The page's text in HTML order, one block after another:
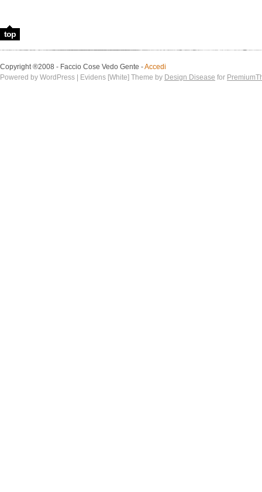
top
Copyright ®2008 - Faccio Cose Vedo Gente -Accedi
Powered by WordPress | Evidens [White] Theme by Design Disease for